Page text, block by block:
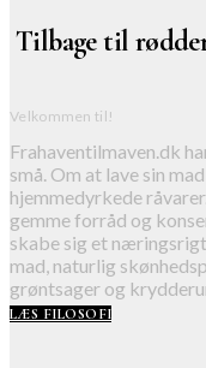
Tilbage til
Velkommen til!
Frahaventilmaven.dk
små. Om at lave sin
hjemmedyrkede
gemme forråd og
skabe sig et
mad, naturlig
grøntsager og
LÆS FILOSOFI